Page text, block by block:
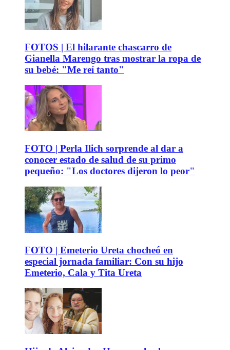
FOTOS | El hilarante chascarro de
Gianella Marengo tras mostrar la ropa de
su bebé: "Me reí tanto"
FOTO | Perla Ilich sorprende al dar a
conocer estado de salud de su primo
pequeño: "Los doctores dijeron lo peor"
FOTO | Emeterio Ureta chocheó en
especial jornada familiar: Con su hijo
Emeterio, Cala y Tita Ureta